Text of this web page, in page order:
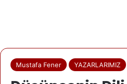
Mustafa Fener YAZARLARIMIZ